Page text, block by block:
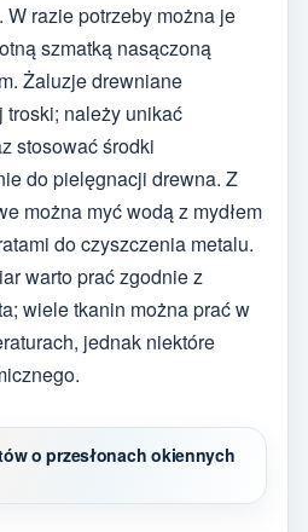
razie potrzeby można je
szmatką nasączoną
Żaluzje drewniane
należy unikać
stosować środki
do pielęgnacji drewna. Z
można myć wodą z mydłem
do czyszczenia metalu.
warto prać zgodnie z
wiele tkanin można prać w
jednak niektóre
o przesłonach okiennych